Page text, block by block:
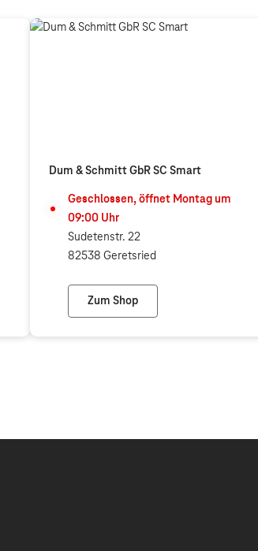
Dum & Schmitt GbR SC Smart
Geschlossen, öffnet Montagum
09:00Uhr
Sudetenstr. 22
82538 Geretsried
Zum Shop
Dum & Schmitt GbR SC Smart